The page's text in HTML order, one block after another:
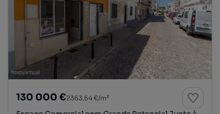
130 000 €2363,64 €/m²